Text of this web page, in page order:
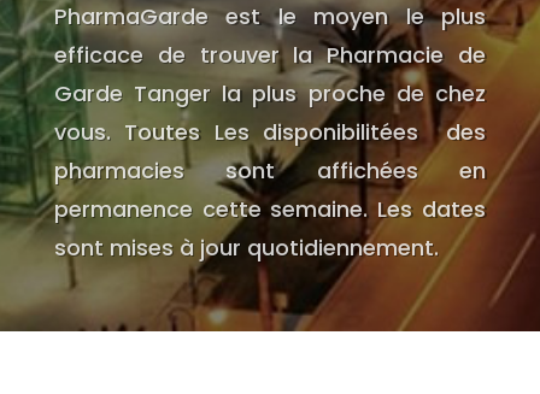
PharmaGarde est le moyen le plus
efficace de trouver la Pharmacie de
Garde Tanger la plus proche de chez
vous. Toutes Les disponibilitées des
pharmacies sont affichées en
permanence cette semaine. Les dates
sont mises à jour quotidiennement.